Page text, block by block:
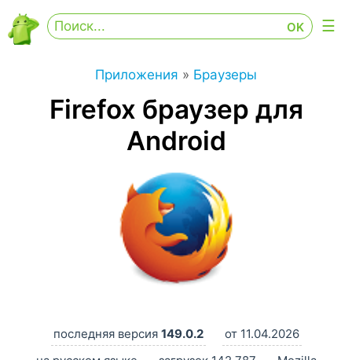
Приложения » Браузеры
Firefox браузер для
Android
последняя версия 149.0.2
от 11.04.2026